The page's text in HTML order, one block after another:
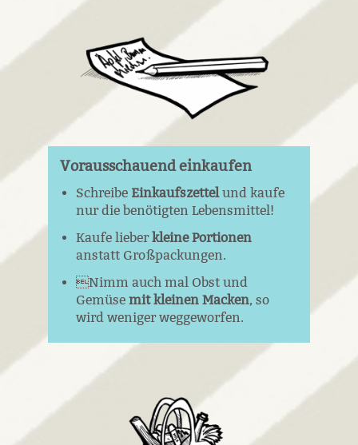
Vorausschauend einkaufen
Schreibe Einkaufszettelund kaufe
nur die benötigten Lebensmittel!
Kaufe lieberkleine Portionen
anstatt Großpackungen.
Nimm auch mal Obst und
Gemüse mit kleinen Macken, so
wird weniger weggeworfen.